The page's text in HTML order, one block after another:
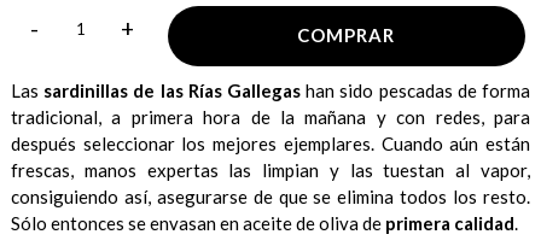
- + COMPRAR
Las sardinillas de las Rías Gallegas han sido pescadas de forma
tradicional, a primera hora de la mañana y con redes, para
después seleccionar los mejores ejemplares. Cuando aún están
frescas, manos expertas las limpian y las tuestan al vapor,
consiguiendo así, asegurarse de que se elimina todos los resto.
Sólo entonces se envasan en aceite de oliva de primera calidad.